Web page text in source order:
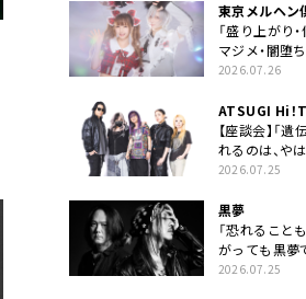
東京メルヘン
「盛り上がり
マジメ・闇堕ち
2026.07.26
ATSUGI Hi
Rock
【座談会】「
れるのは、や
2026.07.25
黒夢
「恐れること
がっても黒夢
2026.07.25